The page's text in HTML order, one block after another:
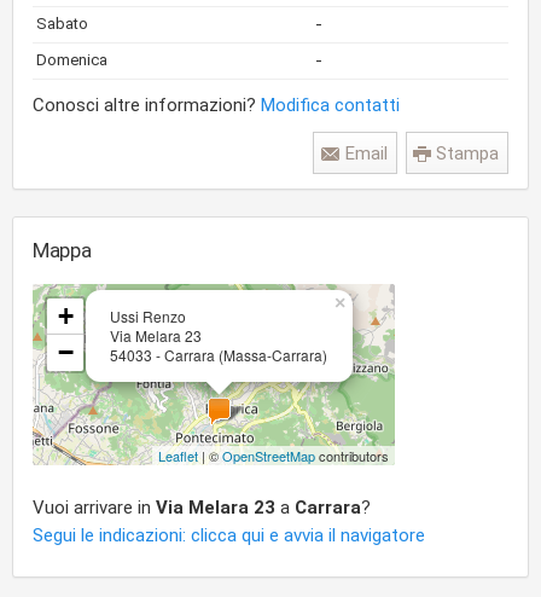
Sabato -
Domenica -
Conosci altre informazioni? Modifica contatti
Stampa
Email
Mappa
Ussi Renzo
Via Melara 23
54033 - Carrara (Massa-Carrara)
×
+
−
Leaflet| ©OpenStreetMapcontributors
Vuoi arrivare in Via Melara 23 a Carrara?
Segui le indicazioni: clicca qui e avvia il navigatore